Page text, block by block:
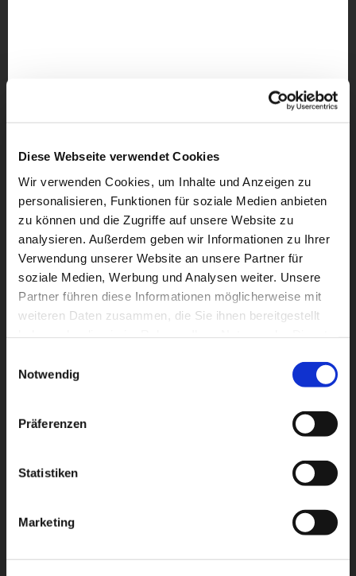
Diese Webseite verwendet Cookies
Wir verwenden Cookies, um Inhalte und Anzeigen zu
personalisieren, Funktionen für soziale Medien anbieten
zu können und die Zugriffe auf unsere Website zu
analysieren. Außerdem geben wir Informationen zu Ihrer
Verwendung unserer Website an unsere Partner für
soziale Medien, Werbung und Analysen weiter. Unsere
Partner führen diese Informationen möglicherweise mit
weiteren Daten zusammen, die Sie ihnen bereitgestellt
Notwendig
Präferenzen
Statistiken
Marketing
Dies könnte Sie auch